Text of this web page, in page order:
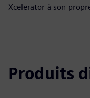
Xcelerator à son
Produits